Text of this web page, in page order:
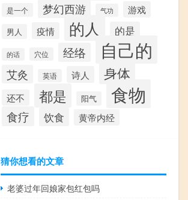
是一个 梦幻西游 气功 游戏
男人 疫情 的人 的是
的话 穴位 经络 自己的
艾灸 英语 诗人 身体
还不 都是 阳气 食物
食疗 饮食 黄帝内经
猜你想看的文章
老婆过年回娘家包红包吗